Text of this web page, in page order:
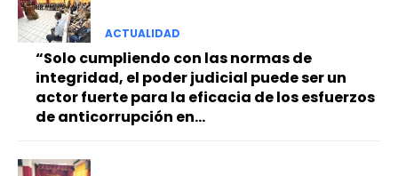
ACTUALIDAD
“Solo cumpliendo con las normas de
integridad, el poder judicial puede ser un
actor fuerte para la eficacia de los esfuerzos
de anticorrupción en...